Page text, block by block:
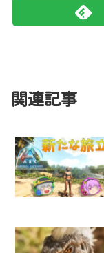
関連記事